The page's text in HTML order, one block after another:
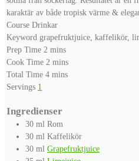
karaktär av både tropisk värme &
Course Drinkar
Keyword grapefruktjuice, kaffelikör,
Prep Time 2 minutes
mins
Cook Time 2 minutes
mins
Total Time 4minutes
mins
Servings 1
Ingredienser
30 ml Rom
30 ml Kaffelikör
30 ml Grapefruktjuice